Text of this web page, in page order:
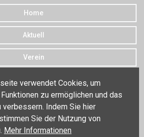
Home
Aktuell
Verein
Downloads
Kontakt
verwendet Cookies, um
zu ermöglichen und das
verbessern. Indem Sie hier
Sie der Nutzung von
Mehr Informationen